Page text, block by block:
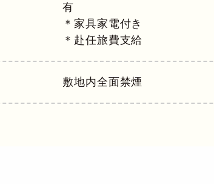
有
＊家具家電付き
＊赴任旅費支給
敷地内全面禁煙